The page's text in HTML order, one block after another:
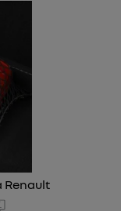
Renault